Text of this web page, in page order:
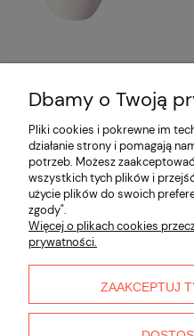
Opinie o produkcie
Informacje
Płatności i dostawa
O nas
Dbamy o Twoją
Pliki cookies i pokrewne im
działanie strony i pomagają
potrzeb. Możesz
wszystkich tych plików i
użycie plików do swoich
zgody".
Więcej o plikach cookies
prywatności.
ZAAKCEPTUJ